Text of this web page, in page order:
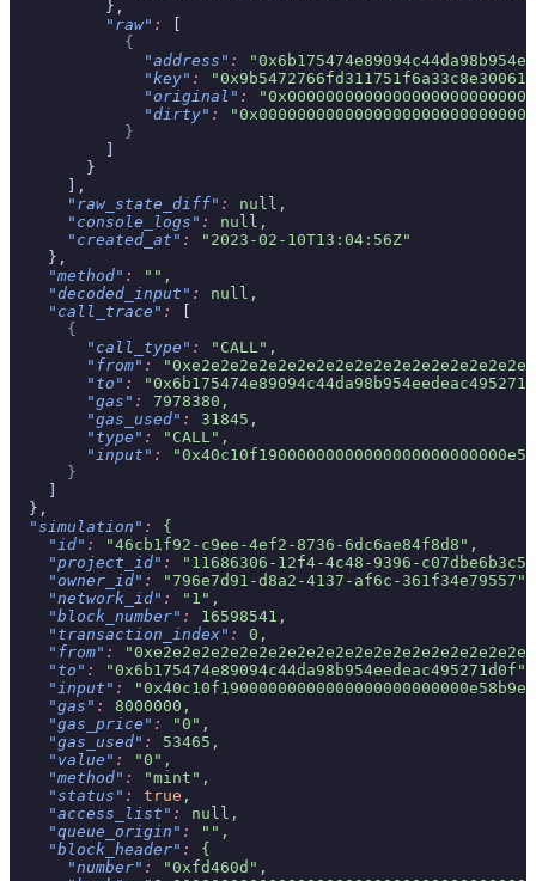
          },
          "raw"
:
[
            {
              "address"
:
              "key"
:
              "original"
:
              "dirty"
:
            }
          ]
        }
      ],
      "raw_state_diff"
:
null,
      "console_logs"
:
null,
      "created_at"
:
"2023-02-10T13:04:56Z"
    },
    "method"
:
"",
    "decoded_input"
:
null,
    "call_trace"
:
[
      {
        "call_type"
:
"CALL",
        "from"
:
        "to"
:
        "gas"
:
7978380,
        "gas_used"
:
31845,
        "type"
:
"CALL",
        "input"
:
      }
    ]
  },
  "simulation"
:
{
    "id"
:
"46cb1f92-c9ee-4ef2-8736-6dc6ae84f8d8",
    "project_id"
:
"11686306-12f4-4c48-9396-
    "owner_id"
:
"796e7d91-d8a2-4137-af6c-361f34e79557",
    "network_id"
:
"1",
    "block_number"
:
16598541,
    "transaction_index"
:
0,
    "from"
:
    "to"
:
"0x6b175474e89094c44da98b954eedeac495271d0f",
    "input"
:
    "gas"
:
8000000,
    "gas_price"
:
"0",
    "gas_used"
:
53465,
    "value"
:
"0",
    "method"
:
"mint",
    "status"
: true ,
    "access_list"
:
null,
    "queue_origin"
:
"",
    "block_header"
:
{
      "number"
:
"0xfd460d",